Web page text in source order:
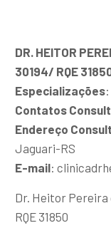
DR. HEITOR
30194/ RQE
Especializações:
Contatos
Endereço
Jaguari-RS
E-mail:
Dr. Heitor Pereira
RQE 31850